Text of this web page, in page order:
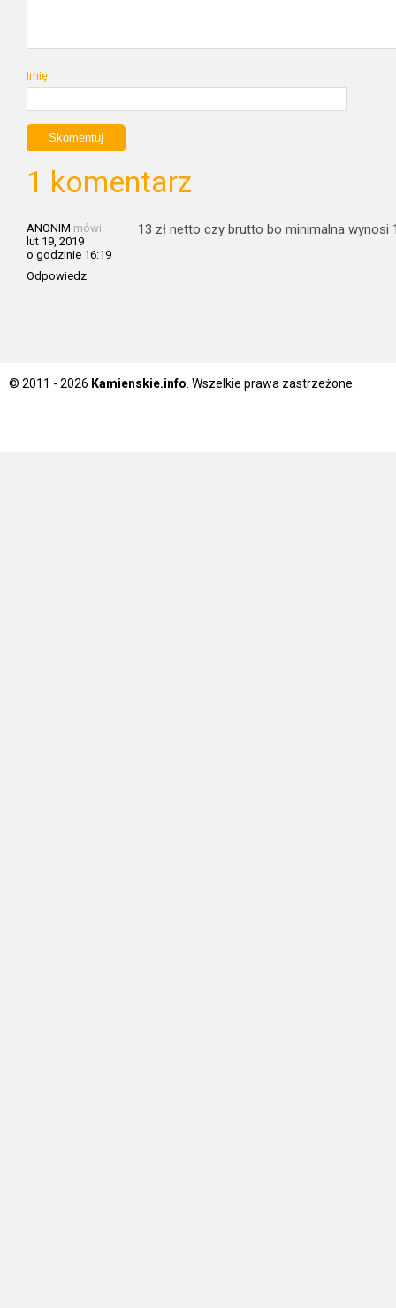
Imię
1 komentarz
ANONIM mówi:
lut 19, 2019
o godzinie 16:19
Odpowiedz
13 zł netto czy brutto bo minimalna wynosi
© 2011 - 2026 Kamienskie.info . Wszelkie prawa zastrzeżone.